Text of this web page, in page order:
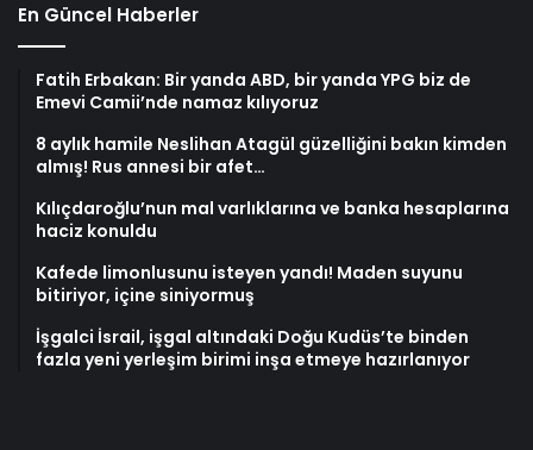
En Güncel Haberler
Fatih Erbakan: Bir yanda ABD, bir yanda YPG biz de
Emevi Camii’nde namaz kılıyoruz
8 aylık hamile Neslihan Atagül güzelliğini bakın kimden
almış! Rus annesi bir afet…
Kılıçdaroğlu’nun mal varlıklarına ve banka hesaplarına
haciz konuldu
Kafede limonlusunu isteyen yandı! Maden suyunu
bitiriyor, içine siniyormuş
İşgalci İsrail, işgal altındaki Doğu Kudüs’te binden
fazla yeni yerleşim birimi inşa etmeye hazırlanıyor